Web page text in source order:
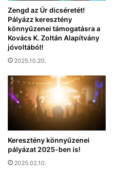
Zengd az Úr dicséretét!
Pályázz keresztény
könnyűzenei támogatásra a
Kovács K. Zoltán Alapítvány
jóvoltából!
2025.10.20.
Keresztény könnyűzenei
pályázat 2025-ben is!
2025.02.10.